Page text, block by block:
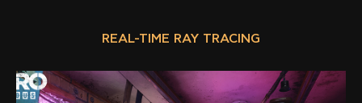
REAL-TIME RAY TRACING